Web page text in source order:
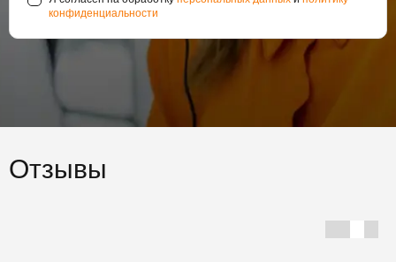
конфиденциальности
Отзывы